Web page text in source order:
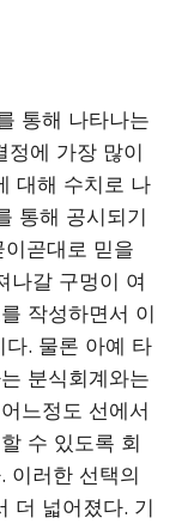
통해 나타나는
정에 가장 많이
대해 수치로 나
통해 공시되기
곧대로 믿을
나갈 구멍이 여
작성하면서 이
. 물론 아예 타
분식회계와는
느정도 선에서
수 있도록 회
이러한 선택의
더 넓어졌다. 기